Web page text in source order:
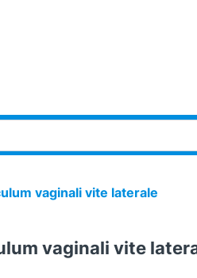
vaginali vite laterale
vaginali vite